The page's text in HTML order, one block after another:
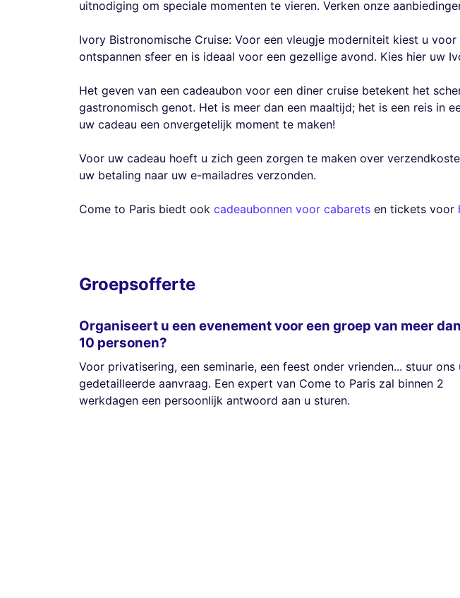
uitnodiging om speciale momenten te vieren. Verken onze
Ivory Bistronomische Cruise: Voor een vleugje moderniteit kiest u
ontspannen sfeer en is ideaal voor een gezellige avond. Kies hier uw
Het geven van een cadeaubon voor een diner cruise betekent het
gastronomisch genot. Het is meer dan een maaltijd; het is een reis in
uw cadeau een onvergetelijk moment te maken!
Voor uw cadeau hoeft u zich geen zorgen te maken over
uw betaling naar uw e-mailadres verzonden.
Come to Paris biedt ook cadeaubonnen voor cabarets en tickets voor
Groepsofferte
Organiseert u een evenement voor een groep van meer dan
10 personen?
Voor privatisering, een seminarie, een feest onder vrienden... stuur ons
gedetailleerde aanvraag. Een expert van Come to Paris zal binnen 2
werkdagen een persoonlijk antwoord aan u sturen.